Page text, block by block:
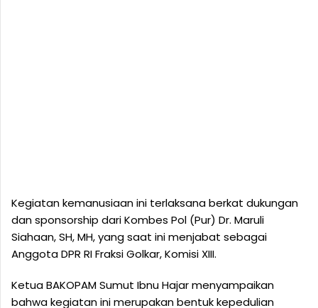
Kegiatan kemanusiaan ini terlaksana berkat dukungan
dan sponsorship dari Kombes Pol (Pur) Dr. Maruli
Siahaan, SH, MH, yang saat ini menjabat sebagai
Anggota DPR RI Fraksi Golkar, Komisi XIII.
Ketua BAKOPAM Sumut Ibnu Hajar menyampaikan
bahwa kegiatan ini merupakan bentuk kepedulian